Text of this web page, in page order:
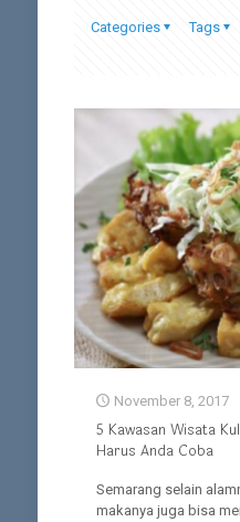
Categories Tags
November 8, 2017
5 Kawasan Wisata
Harus Anda Coba
Semarang selain
makanya juga bisa